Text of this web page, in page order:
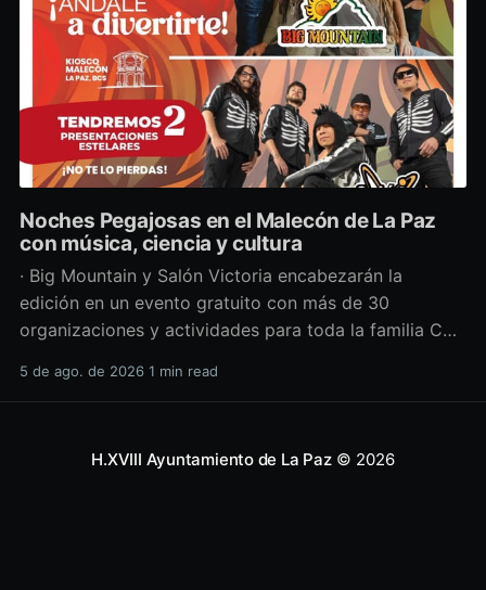
Noches Pegajosas en el Malecón de La Paz
con música, ciencia y cultura
· Big Mountain y Salón Victoria encabezarán la
edición en un evento gratuito con más de 30
organizaciones y actividades para toda la familia Con
divulgación científica y actividades culturales
5 de ago. de 2026 1 min read
H.XVIII Ayuntamiento de La Paz© 2026